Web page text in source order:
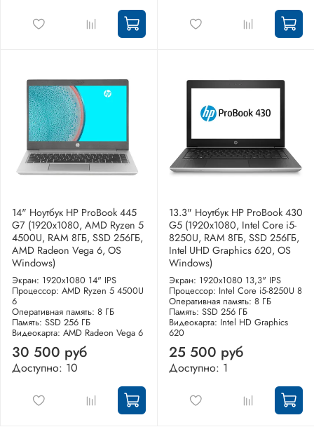
14" Ноутбук HP ProBook 445
G7 (1920x1080, AMD Ryzen 5
4500U, RAM 8ГБ, SSD 256ГБ,
AMD Radeon Vega 6, OS
Windows)
Экран: 1920x1080 14" IPS
Процессор: AMD Ryzen 5 4500U
6
Оперативная память: 8 ГБ
Память: SSD 256 ГБ
Видеокарта: AMD Radeon Vega 6
30 500 руб
Доступно: 10
13.3" Ноутбук HP ProBook 430
G5 (1920x1080, Intel Core i5-
8250U, RAM 8ГБ, SSD 256ГБ,
Intel UHD Graphics 620, OS
Windows)
Экран: 1920x1080 13,3" IPS
Процессор: Intel Core i5-8250U 8
Оперативная память: 8 ГБ
Память: SSD 256 ГБ
Видеокарта: Intel HD Graphics
620
25 500 руб
Доступно: 1